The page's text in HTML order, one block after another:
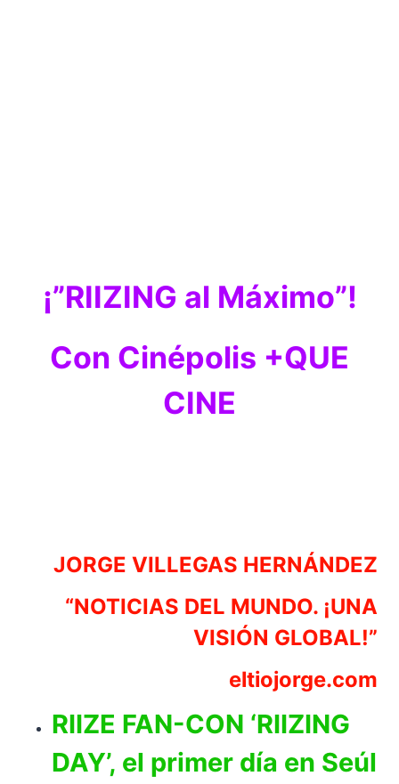
¡”RIIZING al Máximo”!
Con Cinépolis +QUE
CINE
JORGE VILLEGAS HERNÁNDEZ
“NOTICIAS DEL MUNDO. ¡UNA
VISIÓN GLOBAL!”
eltiojorge.com
RIIZE FAN-CON ‘RIIZING
DAY’, el primer día en Seúl